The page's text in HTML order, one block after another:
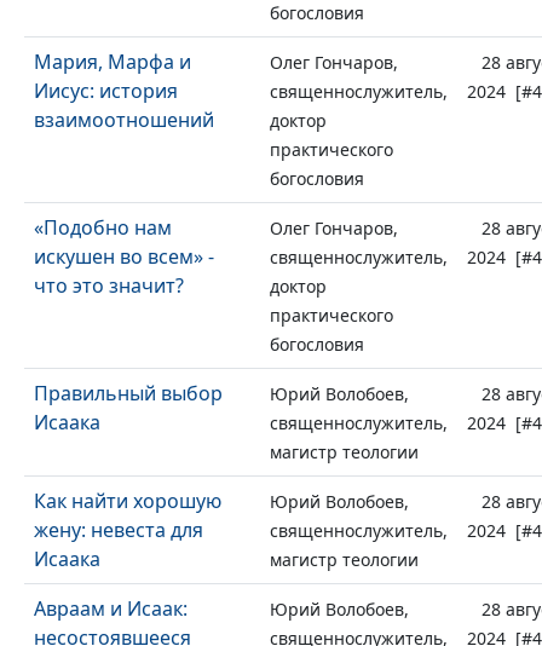
богословия
Мария, Марфа и
Иисус: история
взаимоотношений
Олег Гончаров,
священнослужитель,
доктор
практического
богословия
28
2024
«Подобно нам
искушен во всем» -
что это значит?
Олег Гончаров,
священнослужитель,
доктор
практического
богословия
28
2024
Правильный выбор
Исаака
Юрий Волобоев,
священнослужитель,
магистр теологии
28
2024
Как найти хорошую
жену: невеста для
Исаака
Юрий Волобоев,
священнослужитель,
магистр теологии
28
2024
Авраам и Исаак:
несостоявшееся
Юрий Волобоев,
священнослужитель,
28
2024